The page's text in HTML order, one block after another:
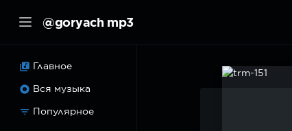
@goryach mp3
Главное
Вся музыка
Популярное